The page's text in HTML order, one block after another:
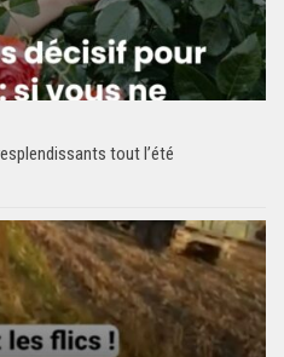
tout l’été